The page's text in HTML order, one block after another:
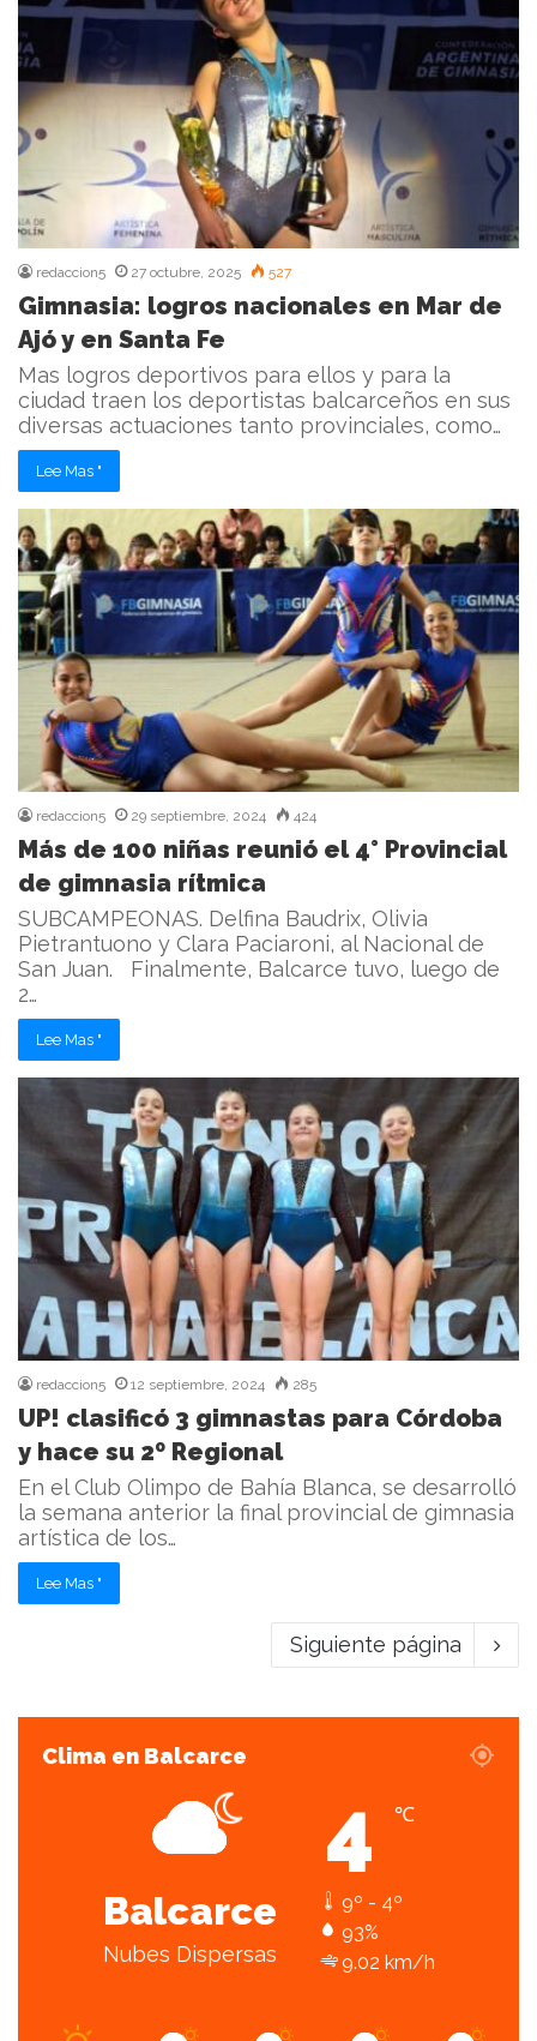
redaccion5 27 octubre, 2025 527
Gimnasia: logros nacionales en Mar de
Ajó y en Santa Fe
Mas logros deportivos para ellos y para la
ciudad traen los deportistas balcarceños en sus
diversas actuaciones tanto provinciales, como…
Lee Mas "
redaccion5 29 septiembre, 2024 424
Más de 100 niñas reunió el 4° Provincial
de gimnasia rítmica
SUBCAMPEONAS. Delfina Baudrix, Olivia
Pietrantuono y Clara Paciaroni, al Nacional de
San Juan. Finalmente, Balcarce tuvo, luego de
2…
Lee Mas "
redaccion5 12 septiembre, 2024 285
UP! clasificó 3 gimnastas para Córdoba
y hace su 2º Regional
En el Club Olimpo de Bahía Blanca, se desarrolló
la semana anterior la final provincial de gimnasia
artística de los…
Lee Mas "
Siguiente página
Clima en Balcarce
Balcarce
Nubes Dispersas
4 ℃
9º - 4º
93%
9.02 km/h